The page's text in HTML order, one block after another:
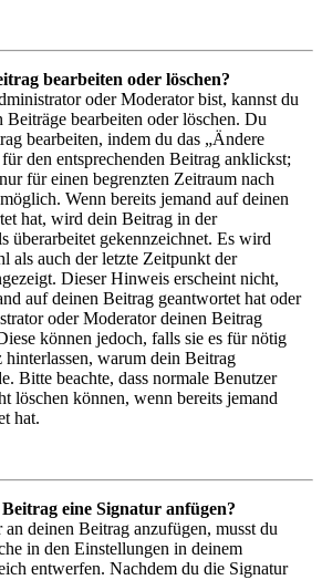
bearbeiten oder löschen?
oder Moderator bist, kannst du
Beiträge bearbeiten oder löschen. Du
bearbeiten, indem du das „Ändere
den entsprechenden Beitrag anklickst;
für einen begrenzten Zeitraum nach
Wenn bereits jemand auf deinen
hat, wird dein Beitrag in der
überarbeitet gekennzeichnet. Es wird
als auch der letzte Zeitpunkt der
Dieser Hinweis erscheint nicht,
auf deinen Beitrag geantwortet hat oder
oder Moderator deinen Beitrag
können jedoch, falls sie es für nötig
warum dein Beitrag
Bitte beachte, dass normale Benutzer
löschen können, wenn bereits jemand
hat.
eine Signatur anfügen?
deinen Beitrag anzufügen, musst du
in den Einstellungen in deinem
entwerfen. Nachdem du die Signatur